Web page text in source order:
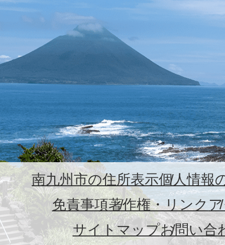
南九州市の住所表示個人情報
免責事項著作権・リンク
サイトマップお問い合